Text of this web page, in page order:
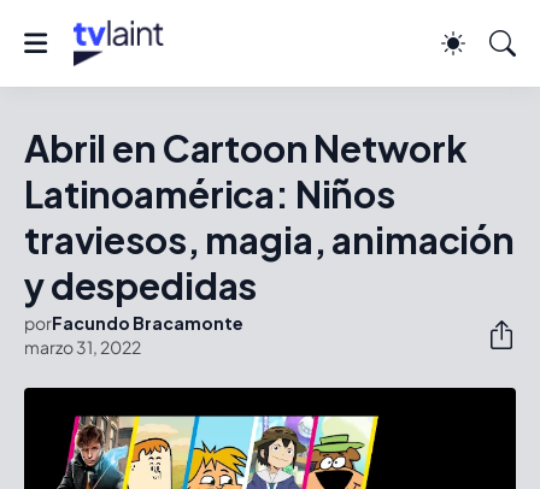
Abril en Cartoon Network
Latinoamérica: Niños
traviesos, magia, animación
y despedidas
porFacundo Bracamonte
marzo 31, 2022